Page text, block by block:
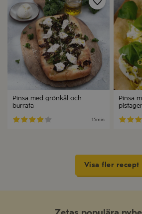
Spara
Pinsa med grönkål och
burrata
15min
Pinsa
Visa fler recept